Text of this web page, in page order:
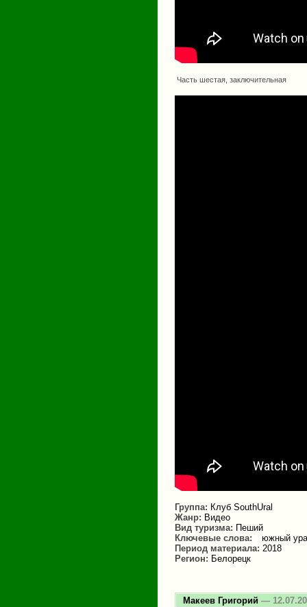
Часть шестая, заключительная
Группа: Клуб SouthUral
Жанр: Видео
Вид туризма: Пеший
Ключевые слова:
южный
Период материала: 2018
Регион: Белорецк
Макеев Григорий —